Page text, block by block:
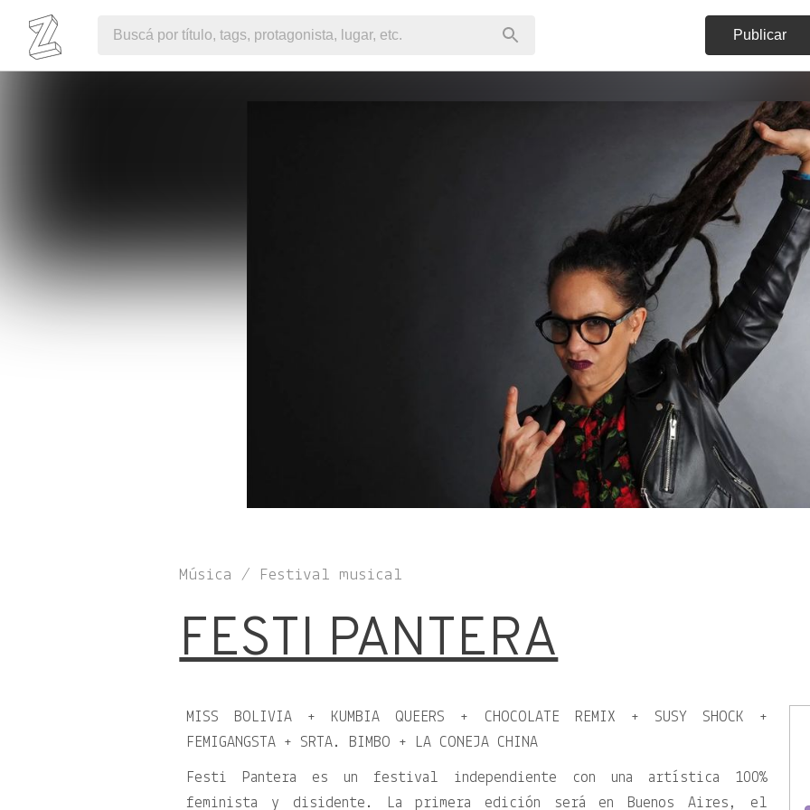
Publicar
Música / Festival musical
FESTI PANTERA
MISS BOLIVIA + KUMBIA QUEERS + CHOCOLATE REMIX + SUSY SHOCK +
FEMIGANGSTA + SRTA. BIMBO + LA CONEJA CHINA
Festi Pantera es un festival independiente con una artística 100%
feminista y disidente. La primera edición será en Buenos Aires, el